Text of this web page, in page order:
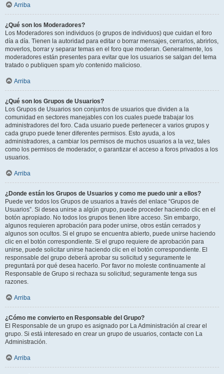
Arriba
¿Qué son los Moderadores?
Los Moderadores son individuos (o grupos de individuos) que cuidan el foro
día a día. Tienen la autoridad para editar o borrar mensajes, cerrarlos, abrirlos,
moverlos, borrar y separar temas en el foro que moderan. Generalmente, los
moderadores están presentes para evitar que los usuarios se salgan del tema
tratado o publiquen spam y/o contenido malicioso.
Arriba
¿Qué son los Grupos de Usuarios?
Los Grupos de Usuarios son conjuntos de usuarios que dividen a la
comunidad en sectores manejables con los cuales puede trabajar los
administradores del foro. Cada usuario puede pertenecer a varios grupos y
cada grupo puede tener diferentes permisos. Esto ayuda, a los
administradores, a cambiar los permisos de muchos usuarios a la vez, tales
como los permisos de moderador, o garantizar el acceso a foros privados a los
usuarios.
Arriba
¿Donde están los Grupos de Usuarios y como me puedo unir a ellos?
Puede ver todos los Grupos de usuarios a través del enlace “Grupos de
Usuarios”. Si desea unirse a algún grupo, puede proceder haciendo clic en el
botón apropiado. No todos los grupos tienen libre acceso. Sin embargo,
algunos requieren aprobación para poder unirse, otros están cerrados y
algunos son ocultos. Si el grupo se encuentra abierto, puede unirse haciendo
clic en el botón correspondiente. Si el grupo requiere de aprobación para
unirse, puede solicitar unirse haciendo clic en el botón correspondiente. El
responsable del grupo deberá aprobar su solicitud y seguramente le
preguntará por qué desea hacerlo. Por favor no moleste continuamente al
Responsable de Grupo si rechaza su solicitud; seguramente tenga sus
razones.
Arriba
¿Cómo me convierto en Responsable del Grupo?
El Responsable de un grupo es asignado por La Administración al crear el
grupo. Si está interesado en crear un grupo de usuarios, contacte con La
Administración.
Arriba